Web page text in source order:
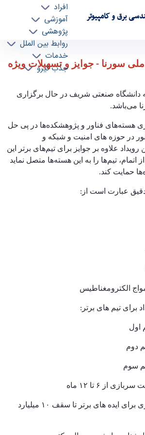
برق و کامپیوتر
افراد
آموزشی
پژوهشی
روابط بین الملل
خدمات
جذب نیرو
سورنا - جوایز و تسهیلات ویژه
سورنا - جوایز و تسهیلات ویژه
دانشگاه صنعتی شریف در حال برگزاری
می‌باشد.
هسته‌های فناور و پژوهشکده‌ها در پی حل
در حوزه های امنیت و شبکه و
علاوه بر جوایز برای تیم‌های برتر این
اتمام، تیم‌ها را به این هسته‌ها متصل نماید
حمایت کند.
عبارت است از :
الکترومغناطیس
برای تیم های برتر :
اول
دوم
سوم
سربازی از ۶ تا ۱۲ ماه
برای ایده های برتر تا سقف ۱۰ میلیارد